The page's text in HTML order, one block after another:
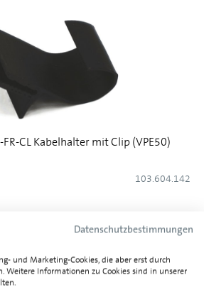
CL Kabelhalter mit Clip (VPE50)
103.604.142
Datenschutzbestimmungen
und Marketing-Cookies, die aber erst durch
Weitere Informationen zu Cookies sind in unserer